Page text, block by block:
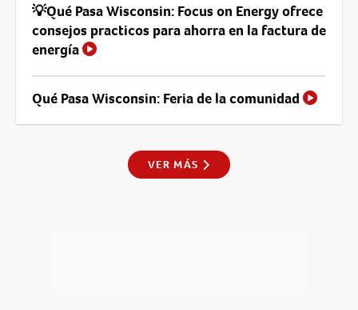
💡Qué Pasa Wisconsin: Focus on Energy ofrece
consejos practicos para ahorra en la factura de
energía
Qué Pasa Wisconsin: Feria de la comunidad
VER MÁS